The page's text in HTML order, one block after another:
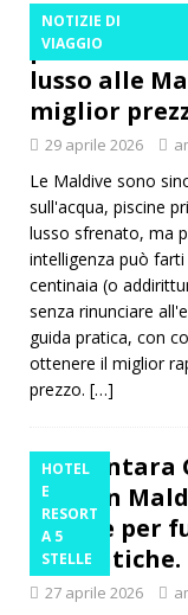
NOTIZIE DI
VIAGGIO
prenotare
lusso alle
miglior
29 aprile 2026
Le Maldive sono
sull'acqua, piscine
lusso sfrenato, ma
intelligenza può
centinaia (o
senza rinunciare
guida pratica, con
ottenere il miglior
prezzo. […]
HOTEL
E
RESORT
A 5
STELLE
Il Centara
Lagoon
offerte per
romantiche.
27 aprile 2026